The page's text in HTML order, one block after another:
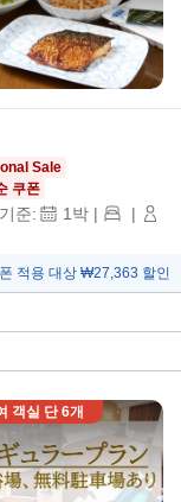
Sale
쿠폰
준: 1박 | |
적용 대상 ₩27,363 할인
객실 단6개